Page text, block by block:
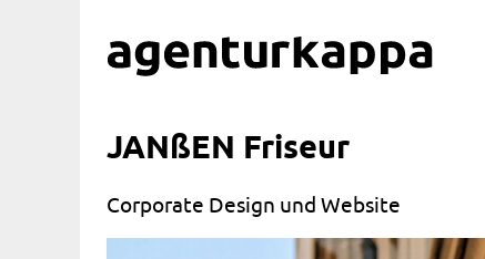
JANßEN Friseur
Corporate Design und Website